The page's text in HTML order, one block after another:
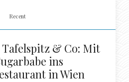
Recent
& Co: Mit
ins
in Wien